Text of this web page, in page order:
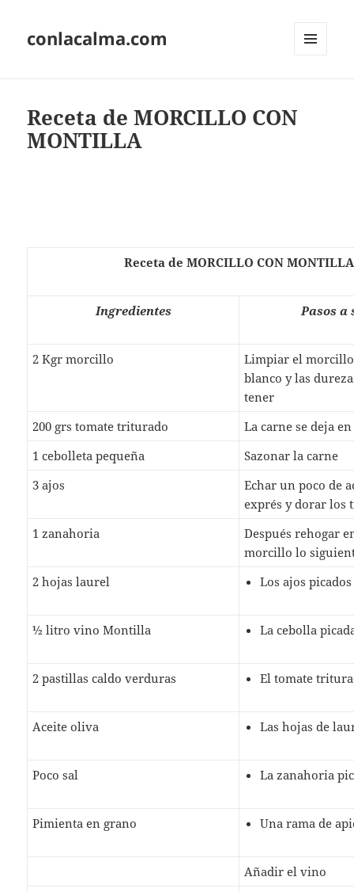
conlacalma.com
Receta de MORCILLO CON
MONTILLA
Receta de MORCILLO CON MONTILLA
Ingredientes Pasos a
2 Kgr morcillo
Limpiar el
blanco y las
tener
200 grs tomate triturado
La carne se deja
1 cebolleta pequeña
Sazonar la carne
3 ajos
Echar un poco de
exprés y dorar los
1 zanahoria
Después rehogar
morcillo lo
2 hojas laurel
Los ajos picados
½ litro vino Montilla La cebolla
2 pastillas caldo verduras El tomate
Aceite oliva Las hojas de
Poco sal La zanahoria
Pimienta en grano Una rama de
Añadir el vino